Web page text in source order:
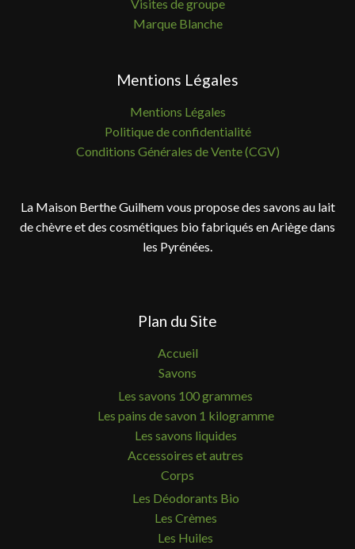
Visites de groupe
Marque Blanche
Mentions Légales
Mentions Légales
Politique de confidentialité
Conditions Générales de Vente (CGV)
La Maison Berthe Guilhem vous propose des savons au lait
de chèvre et des cosmétiques bio fabriqués en Ariège dans
les Pyrénées.
Plan du Site
Accueil
Savons
Les savons 100 grammes
Les pains de savon 1 kilogramme
Les savons liquides
Accessoires et autres
Corps
Les Déodorants Bio
Les Crèmes
Les Huiles